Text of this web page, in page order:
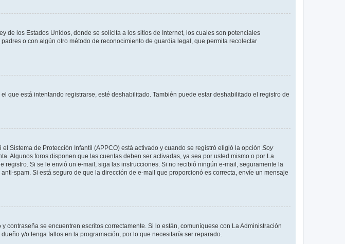
de los Estados Unidos, donde se solicita a los sitios de Internet, los cuales son potenciales
o con algún otro método de reconocimiento de guardia legal, que permita recolectar
que está intentando registrarse, esté deshabilitado. También puede estar deshabilitado el registro de
Sistema de Protección Infantil (APPCO) está activado y cuando se registró eligió la opción Soy
Algunos foros disponen que las cuentas deben ser activadas, ya sea por usted mismo o por La
Si se le envió un e-mail, siga las instrucciones. Si no recibió ningún e-mail, seguramente la
spam. Si está seguro de que la dirección de e-mail que proporcionó es correcta, envíe un mensaje
se encuentren escritos correctamente. Si lo están, comuníquese con La Administración
y/o tenga fallos en la programación, por lo que necesitaría ser reparado.